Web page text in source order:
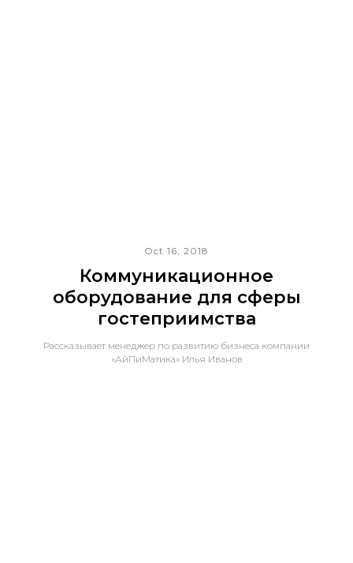
Oct 16, 2018
Коммуникационное
оборудование для сферы
гостеприимства
Рассказывает менеджер по развитию бизнеса компании
«АйПиМатика» Илья Иванов